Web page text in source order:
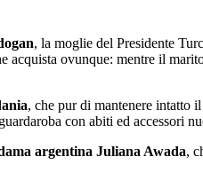
, la moglie del Presidente
acquista ovunque: mentre il
, che pur di mantenere intatto
con abiti ed accessori
argentina Juliana Awada,